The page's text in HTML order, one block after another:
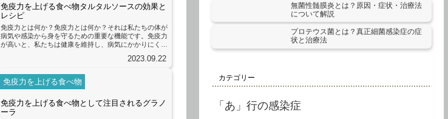
免疫力を上げる食べ物タルタルソースの効果と
レシピ
免疫力とは何か？免疫力とは何か？それは私たちの体が
病気や感染から身を守るための重要な機能です。免疫力
が高いと、私たちは健康を維持し、病気にかかりにくく
受けるため、私たちは積極的に免疫力を高める方法を探
の取れた食事が重要です。特に、タルタルソースに含ま
れる成分が免疫力を向上させる効果があると言われてい
ぎ、パセリなどの材料で作られる...
2023.09.22
免疫力を上げる食べ物
免疫力を上げる食べ物として注目されるグラノ
ーラ
無菌性髄膜炎とは？原因・症状・治療法
について解説
プロテウス菌とは？真正細菌感染症の症
状と治療法
カテゴリー
「あ」行の感染症